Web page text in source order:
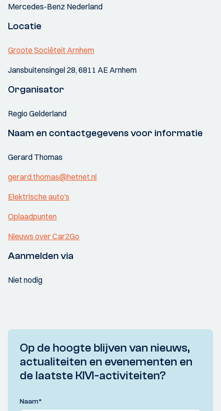
Mercedes-Benz Nederland
Locatie
Groote Sociëteit Arnhem
Jansbuitensingel 28, 6811 AE Arnhem
Organisator
Regio Gelderland
Naam en contactgegevens voor informatie
Gerard Thomas
gerard.thomas@hetnet.nl
Elektrische auto's
Oplaadpunten
Nieuws over Car2Go
Aanmelden via
Niet nodig
Op de hoogte blijven van nieuws,
actualiteiten en evenementen en
de laatste KIVI-activiteiten?
Naam*